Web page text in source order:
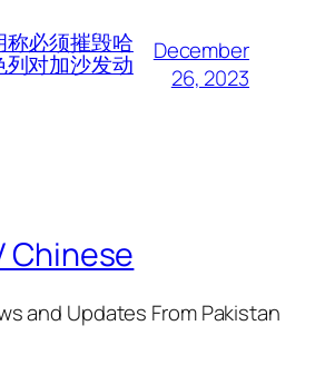
称必须摧毁哈
对加沙发动
December
26, 2023
Chinese
and Updates From Pakistan